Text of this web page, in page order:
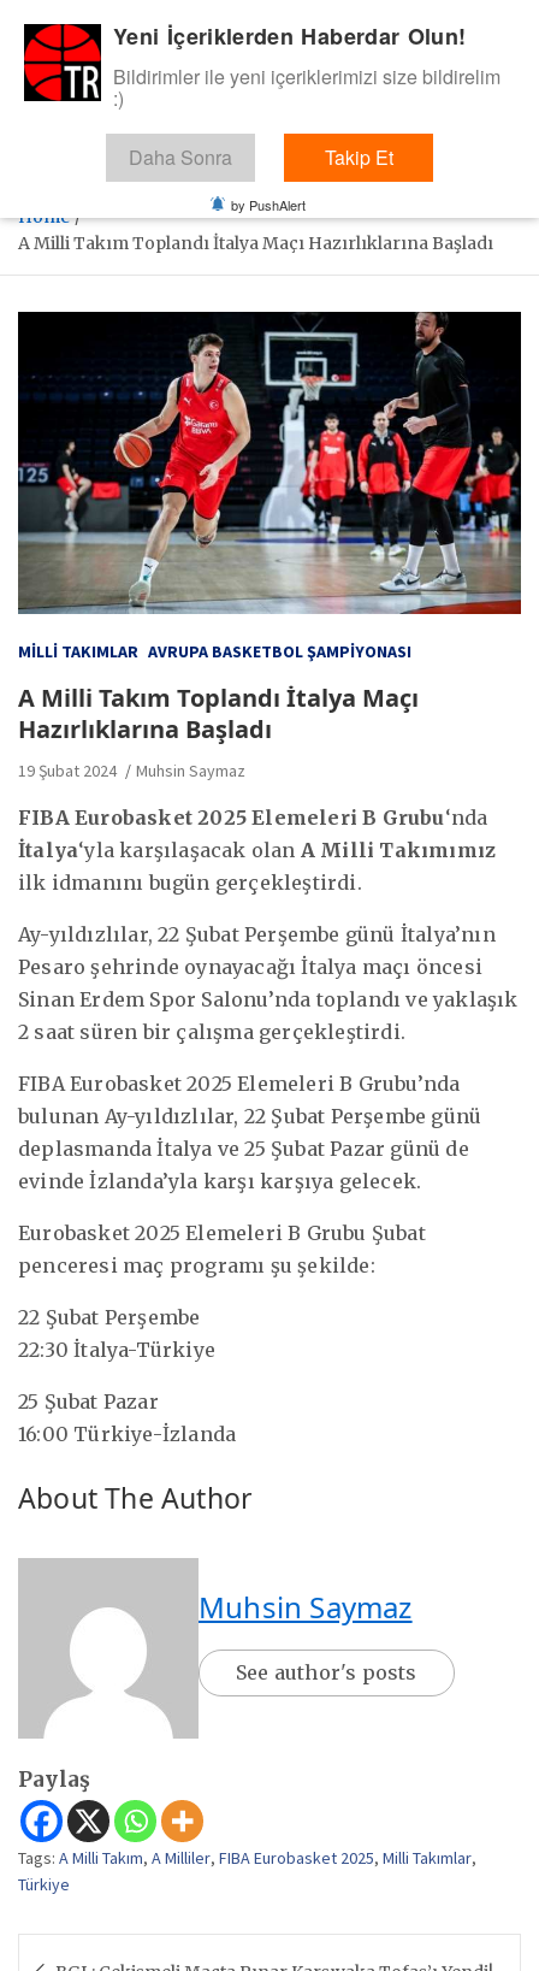
content
BasketTR
Sol dip çizgiden bir basket de bizden gelsin dedik.
Home
A Milli Takım Toplandı İtalya Maçı Hazırlıklarına Başladı
MILLI TAKIMLAR AVRUPA BASKETBOL ŞAMPIYONASI
A Milli Takım Toplandı İtalya Maçı
Hazırlıklarına Başladı
19 Şubat 2024 Muhsin Saymaz
FIBA Eurobasket 2025 Elemeleri B Grubu‘nda
İtalya‘yla karşılaşacak olan A Milli Takımımız
ilk idmanını bugün gerçekleştirdi.
Ay-yıldızlılar, 22 Şubat Perşembe günü İtalya’nın
Pesaro şehrinde oynayacağı İtalya maçı öncesi
Sinan Erdem Spor Salonu’nda toplandı ve yaklaşık
2 saat süren bir çalışma gerçekleştirdi.
FIBA Eurobasket 2025 Elemeleri B Grubu’nda
bulunan Ay-yıldızlılar, 22 Şubat Perşembe günü
deplasmanda İtalya ve 25 Şubat Pazar günü de
evinde İzlanda’yla karşı karşıya gelecek.
Eurobasket 2025 Elemeleri B Grubu Şubat
penceresi maç programı şu şekilde:
22 Şubat Perşembe
22:30 İtalya-Türkiye
25 Şubat Pazar
16:00 Türkiye-İzlanda
About The Author
Muhsin Saymaz
See author's posts
Paylaş
Tags: A Milli Takım, A Milliler, FIBA Eurobasket 2025, Milli Takımlar,
Türkiye
Yeni İçeriklerden Haberdar Olun!
Bildirimler ile yeni içeriklerimizi size bildirelim
:)
Daha Sonra Takip Et
by PushAlert